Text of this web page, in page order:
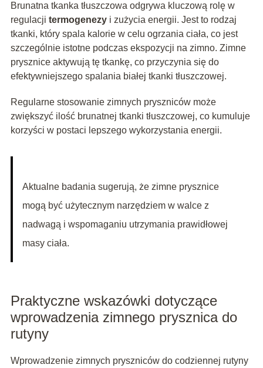
Brunatna tkanka tłuszczowa odgrywa kluczową rolę w
regulacji termogenezyi zużycia energii. Jest to rodzaj
tkanki, który spala kalorie w celu ogrzania ciała, co jest
szczególnie istotne podczas ekspozycji na zimno. Zimne
prysznice aktywują tę tkankę, co przyczynia się do
efektywniejszego spalania białej tkanki tłuszczowej.
Regularne stosowanie zimnych pryszniców może
zwiększyć ilość brunatnej tkanki tłuszczowej, co kumuluje
korzyści w postaci lepszego wykorzystania energii.
Aktualne badania sugerują, że zimne prysznice
mogą być użytecznym narzędziem w walce z
nadwagą i wspomaganiu utrzymania prawidłowej
masy ciała.
Praktyczne wskazówki dotyczące
wprowadzenia zimnego prysznica do
rutyny
Wprowadzenie zimnych pryszniców do codziennej rutyny